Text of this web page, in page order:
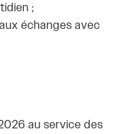
;
échanges avec
au service des